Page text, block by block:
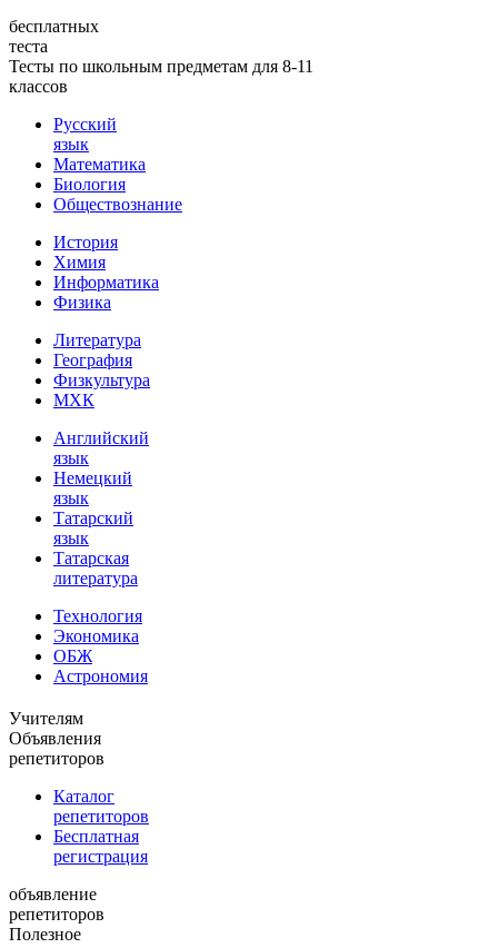
бесплатных
теста
Тесты по школьным предметам для 8-11
классов
Русский
язык
Математика
Биология
Обществознание
История
Химия
Информатика
Физика
Литература
География
Физкультура
МХК
Английский
язык
Немецкий
язык
Татарский
язык
Татарская
литература
Технология
Экономика
ОБЖ
Астрономия
Учителям
Объявления
репетиторов
Каталог
репетиторов
Бесплатная
регистрация
объявление
репетиторов
Полезное